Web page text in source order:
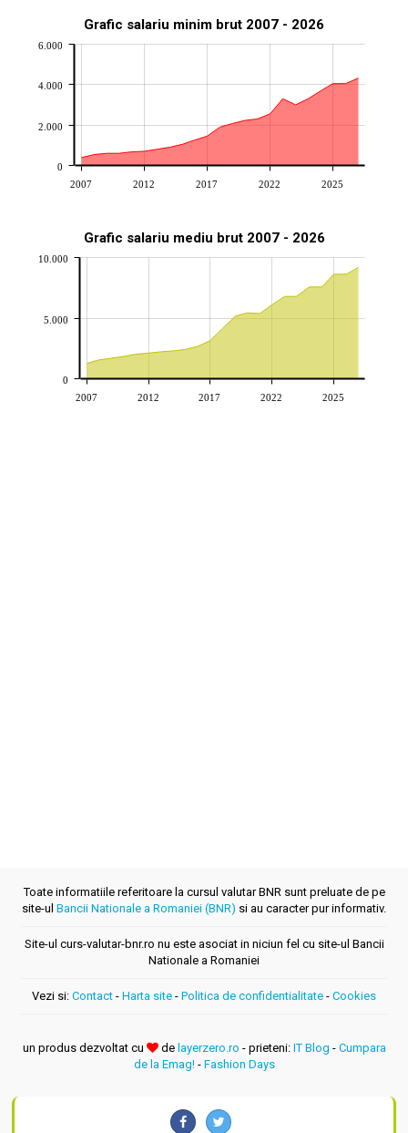
Grafic salariu minim brut 2007 - 2026
2007 2012 2017 2022 2025
0
2.000
4.000
6.000
Grafic salariu mediu brut 2007 - 2026
2007 2012 2017 2022 2025
0
5.000
10.000
Toate informatiile referitoare la cursul valutar BNR sunt preluate de pe
site-ul Bancii Nationale a Romaniei (BNR) si au caracter pur informativ.
Site-ul curs-valutar-bnr.ro nu este asociat in niciun fel cu site-ul Bancii
Nationale a Romaniei
Vezi si: Contact - Harta site - Politica de confidentialitate - Cookies
un produs dezvoltat cu de layerzero.ro - prieteni: IT Blog - Cumpara
de la Emag!- Fashion Days